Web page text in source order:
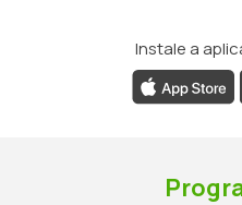
Instale a